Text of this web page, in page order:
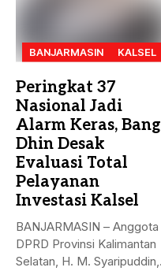
BANJARMASIN KALSEL
Peringkat 37
Nasional Jadi
Alarm Keras, Bang
Dhin Desak
Evaluasi Total
Pelayanan
Investasi Kalsel
BANJARMASIN – Anggota
DPRD Provinsi Kalimantan
Selatan, H. M. Syaripuddin,